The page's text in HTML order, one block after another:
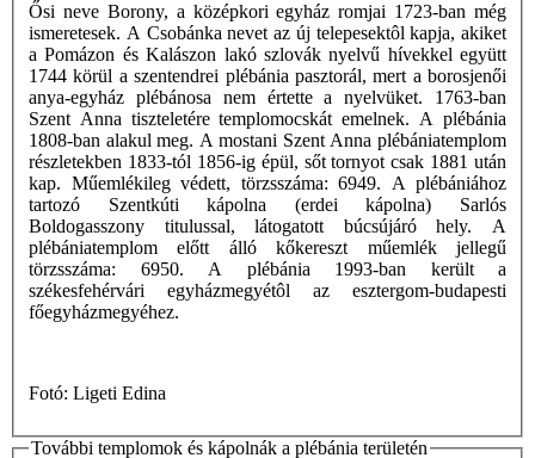
Ősi neve Borony, a középkori egyház romjai 1723-ban még
ismeretesek. A Csobánka nevet az új telepesektôl kapja, akiket
a Pomázon és Kalászon lakó szlovák nyelvű hívekkel együtt
1744 körül a szentendrei plébánia pasztorál, mert a borosjenői
anya-egyház plébánosa nem értette a nyelvüket. 1763-ban
Szent Anna tiszteletére templomocskát emelnek. A plébánia
1808-ban alakul meg. A mostani Szent Anna plébániatemplom
részletekben 1833-tól 1856-ig épül, sőt tornyot csak 1881 után
kap. Műemlékileg védett, törzsszáma: 6949. A plébániához
tartozó Szentkúti kápolna (erdei kápolna) Sarlós
Boldogasszony titulussal, látogatott búcsújáró hely. A
plébániatemplom előtt álló kőkereszt műemlék jellegű
törzsszáma: 6950. A plébánia 1993-ban került a
székesfehérvári egyházmegyétôl az esztergom-budapesti
főegyházmegyéhez.
Fotó: Ligeti Edina
További templomok és kápolnák a plébánia területén